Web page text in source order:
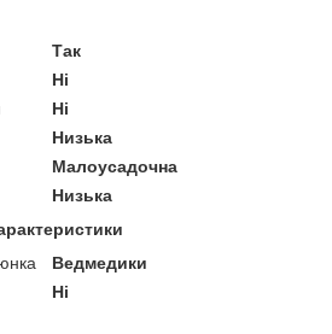
Так
Ні
Ні
Низька
Малоусадочна
Низька
Ведмедики
Ні